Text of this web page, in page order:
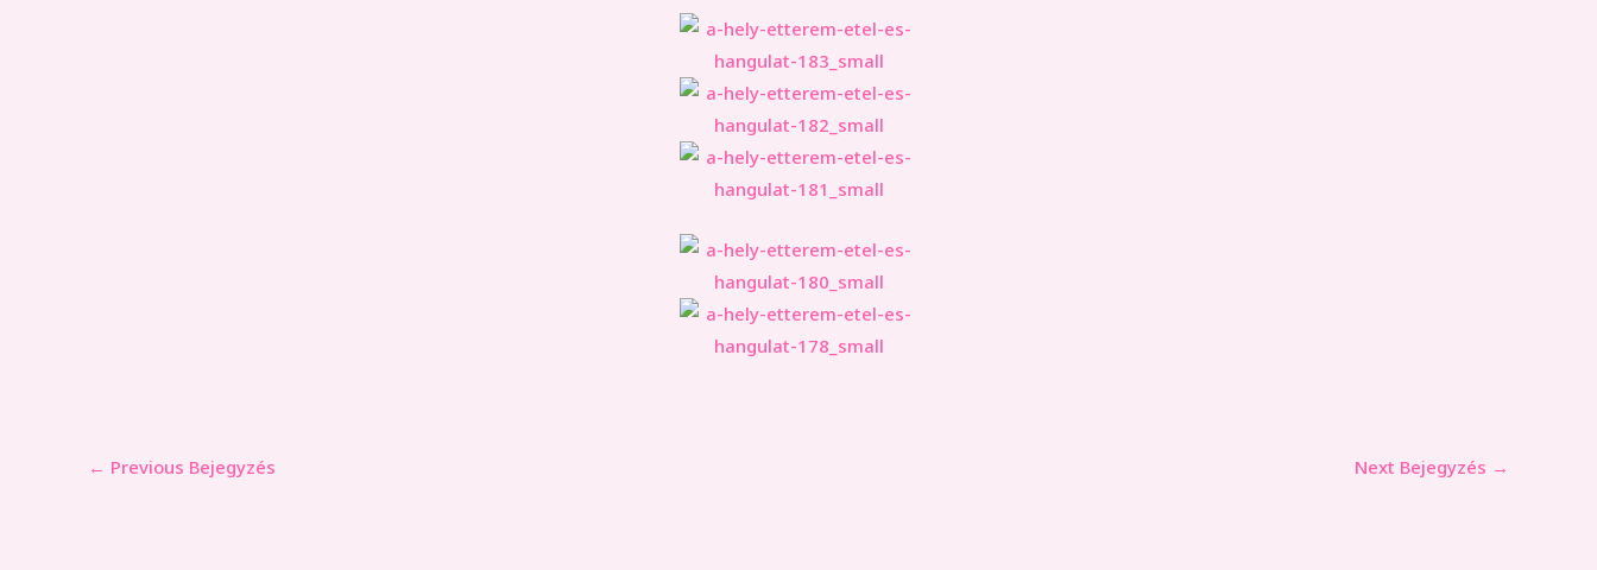
← Previous Bejegyzés Next Bejegyzés →